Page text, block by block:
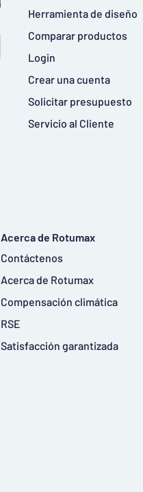
Herramienta de diseño
Comparar productos
Login
Crear una cuenta
Solicitar presupuesto
Servicio al Cliente
Acerca de Rotumax
Contáctenos
Acerca de Rotumax
Compensación climática
RSE
Satisfacción garantizada